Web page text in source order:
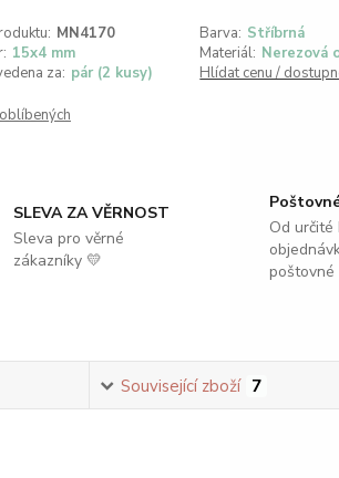
MN4170 Barva: Stříbrná
15x4 mm Materiál: Nerezová
za: pár (2 kusy) Hlídat cenu /
SLEVA ZA VĚRNOST
Sleva pro věrné
zákazníky 💛
Od
poštovné
Související zboží 7